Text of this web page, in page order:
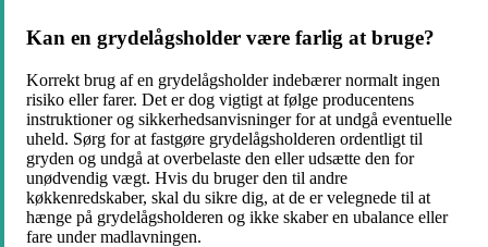
Kan en grydelågsholder være farlig at bruge?
Korrekt brug af en grydelågsholder indebærer normalt ingen
risiko eller farer. Det er dog vigtigt at følge producentens
instruktioner og sikkerhedsanvisninger for at undgå eventuelle
uheld. Sørg for at fastgøre grydelågsholderen ordentligt til
gryden og undgå at overbelaste den eller udsætte den for
unødvendig vægt. Hvis du bruger den til andre
køkkenredskaber, skal du sikre dig, at de er velegnede til at
hænge på grydelågsholderen og ikke skaber en ubalance eller
fare under madlavningen.